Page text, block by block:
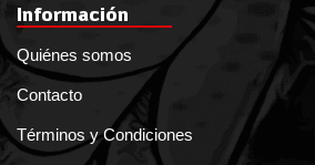
Información
Quiénes somos
Contacto
Términos y Condiciones